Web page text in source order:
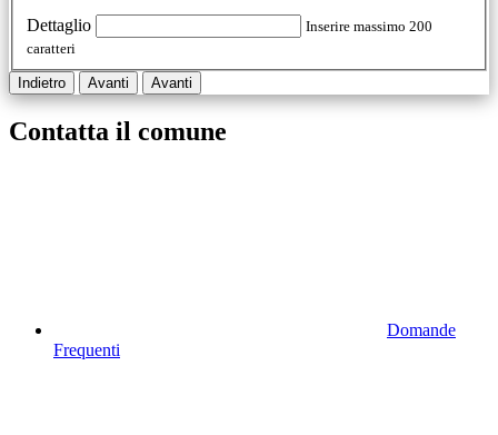
Dettaglio
Inserire massimo 200
caratteri
Indietro Avanti Avanti
Contatta il comune
Domande
Frequenti